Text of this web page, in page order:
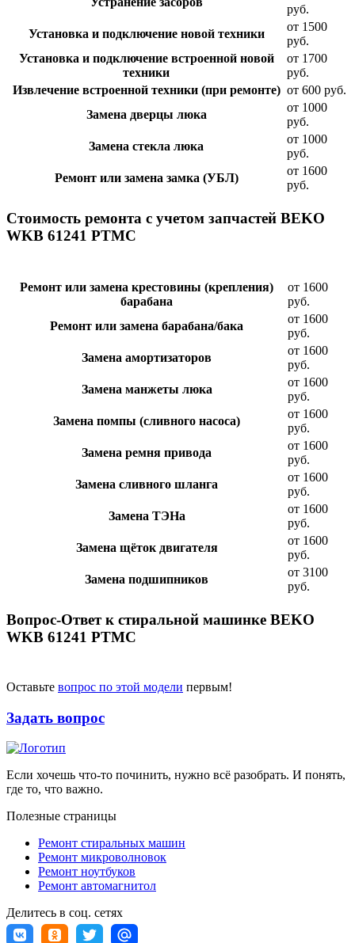
руб.
Установка и подключение новой техники
от 1500
руб.
Установка и подключение встроенной новой
техники
от 1700
руб.
Извлечение встроенной техники (при ремонте) от 600 руб.
Замена дверцы люка
от 1000
руб.
Замена стекла люка
от 1000
руб.
Ремонт или замена замка (УБЛ)
от 1600
руб.
Стоимость ремонта с учетом запчастей BEKO
WKB 61241 PTMC
Ремонт или замена крестовины (крепления)
барабана
от 1600
руб.
Ремонт или замена барабана/бака
от 1600
руб.
Замена амортизаторов
от 1600
руб.
Замена манжеты люка
от 1600
руб.
Замена помпы (сливного насоса)
от 1600
руб.
Замена ремня привода
от 1600
руб.
Замена сливного шланга
от 1600
руб.
Замена ТЭНа
от 1600
руб.
Замена щёток двигателя
от 1600
руб.
Замена подшипников
от 3100
руб.
Вопрос-Ответ к стиральной машинке BEKO
WKB 61241 PTMC
Оставьте вопрос по этой модели первым!
Задать вопрос
Если хочешь что-то починить, нужно всё разобрать. И понять,
где то, что важно.
Полезные страницы
Ремонт стиральных машин
Ремонт микроволновок
Ремонт ноутбуков
Ремонт автомагнитол
Делитесь в соц. сетях